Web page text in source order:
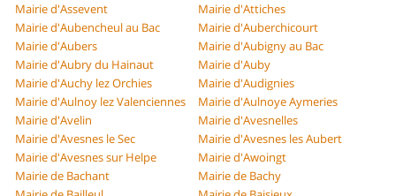
Mairie d'Assevent
Mairie d'Attiches
Mairie d'Aubencheul au Bac
Mairie d'Auberchicourt
Mairie d'Aubers
Mairie d'Aubigny au Bac
Mairie d'Aubry du Hainaut
Mairie d'Auby
Mairie d'Auchy lez Orchies
Mairie d'Audignies
Mairie d'Aulnoy lez Valenciennes
Mairie d'Aulnoye Aymeries
Mairie d'Avelin
Mairie d'Avesnelles
Mairie d'Avesnes le Sec
Mairie d'Avesnes les Aubert
Mairie d'Avesnes sur Helpe
Mairie d'Awoingt
Mairie de Bachant
Mairie de Bachy